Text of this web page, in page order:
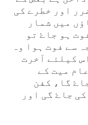
اور خطرے کی
میں شمار
ہو جاۓ تو
سے فوت ہوا وہ
کیلئے آخرت
میت کے
گا، کفن
جاۓ گی اور